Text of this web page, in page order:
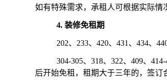
如有特殊需求，承租人可根据实际情
4. 装修免租期
202、233、420、431、434、
304-305、318、322、409、
后开始免租，租期大于三年的，签订